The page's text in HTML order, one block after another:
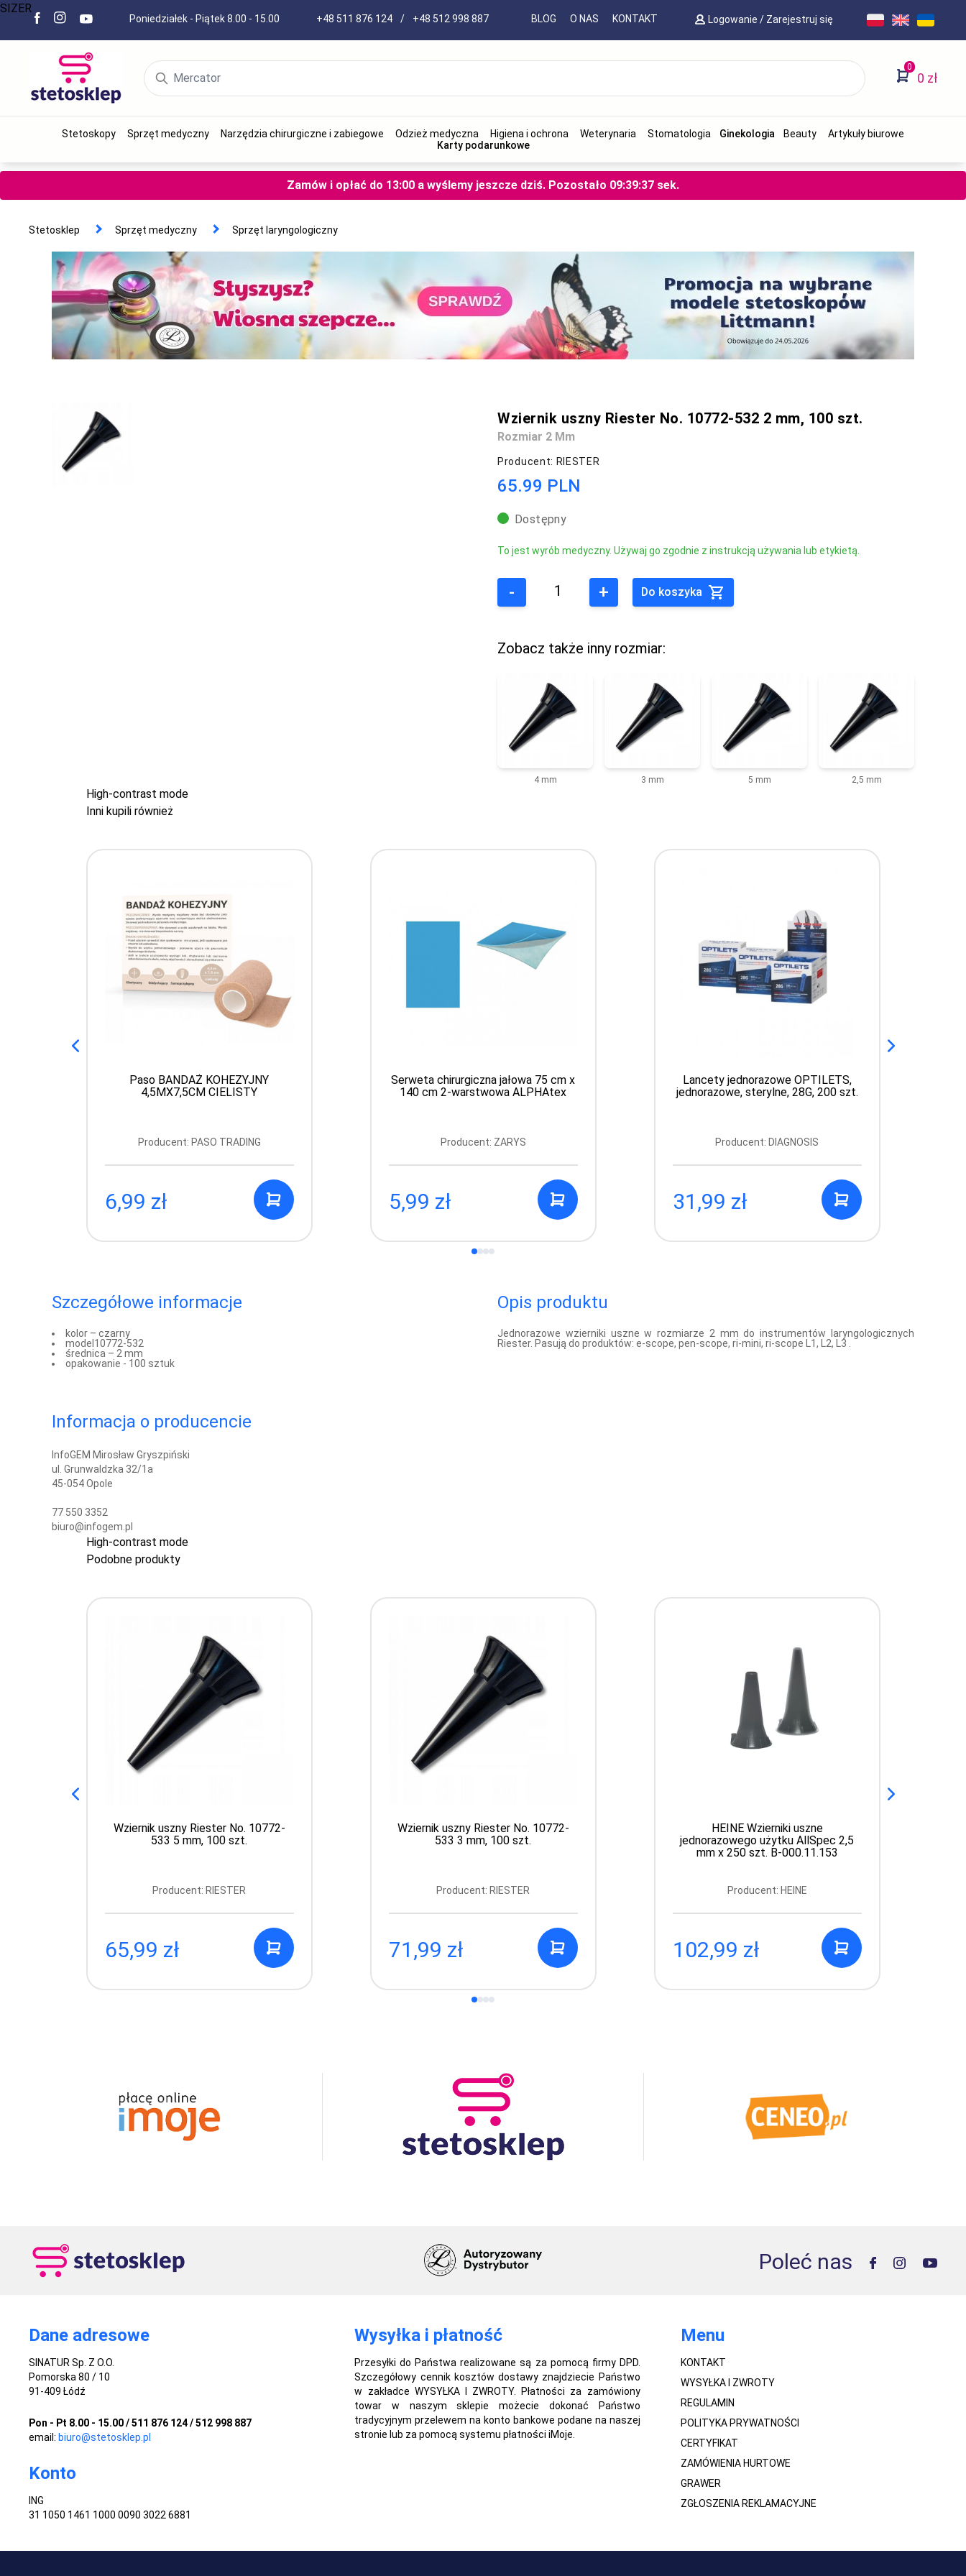
Poniedziałek - Piątek 8.00 - 15.00 +48 511 876 124 / +48 512 998 887 BLOG O NAS KONTAKT Logowanie / Zarejestruj się
0
0 zł
Stetoskopy Sprzęt medyczny Narzędzia chirurgiczne i zabiegowe Odzież medyczna Higiena i ochrona Weterynaria Stomatologia Ginekologia Beauty
Artykuły biurowe
Karty podarunkowe
Zamów i opłać do 13:00 a wyślemy jeszcze dziś. Pozostało 09:39:36 sek.
Stetosklep Sprzęt medyczny Sprzęt laryngologiczny
Wziernik uszny Riester No. 10772-532 2 mm, 100 szt.
Rozmiar 2 Mm
Producent: RIESTER
65.99 PLN
Dostępny
To jest wyrób medyczny. Używaj go zgodnie z instrukcją używania lub etykietą.
- + Do koszyka
Zobacz także inny rozmiar:
4 mm 3 mm 5 mm 2,5 mm
High-contrast mode
Inni kupili również
Paso BANDAŻ KOHEZYJNY
4,5MX7,5CM CIELISTY
Producent: PASO TRADING
6,99 zł
Serweta chirurgiczna jałowa 75 cm x
140 cm 2-warstwowa ALPHAtex
Producent: ZARYS
5,99 zł
Lancety jednorazowe OPTILETS,
jednorazowe, sterylne, 28G, 200 szt.
Producent: DIAGNOSIS
31,99 zł
Szczegółowe informacje
kolor – czarny
model10772-532
średnica – 2 mm
opakowanie - 100 sztuk
Opis produktu
Jednorazowe wzierniki uszne w rozmiarze 2 mm do instrumentów laryngologicznych
Riester. Pasują do produktów: e-scope, pen-scope, ri-mini, ri-scope L1, L2, L3 .
Informacja o producencie
InfoGEM Mirosław Gryszpiński
ul. Grunwaldzka 32/1a
45-054 Opole
77 550 3352
biuro@infogem.pl
High-contrast mode
Podobne produkty
Wziernik uszny Riester No. 10772-
533 5 mm, 100 szt.
Producent: RIESTER
65,99 zł
Wziernik uszny Riester No. 10772-
533 3 mm, 100 szt.
Producent: RIESTER
71,99 zł
HEINE Wzierniki uszne
jednorazowego użytku AllSpec 2,5
mm x 250 szt. B-000.11.153
Producent: HEINE
102,99 zł
Poleć nas
Dane adresowe
SINATUR Sp. Z O.O.
Pomorska 80 / 10
91-409 Łódź
Pon - Pt 8.00 - 15.00 / 511 876 124 / 512 998 887
email: biuro@stetosklep.pl
Konto
ING
31 1050 1461 1000 0090 3022 6881
Wysyłka i płatność
Przesyłki do Państwa realizowane są za pomocą firmy DPD.
Szczegółowy cennik kosztów dostawy znajdziecie Państwo
w zakładce WYSYŁKA I ZWROTY. Płatności za zamówiony
towar w naszym sklepie możecie dokonać Państwo
tradycyjnym przelewem na konto bankowe podane na naszej
stronie lub za pomocą systemu płatności iMoje.
Menu
KONTAKT
WYSYŁKA I ZWROTY
REGULAMIN
POLITYKA PRYWATNOŚCI
CERTYFIKAT
ZAMÓWIENIA HURTOWE
GRAWER
ZGŁOSZENIA REKLAMACYJNE
SIZER